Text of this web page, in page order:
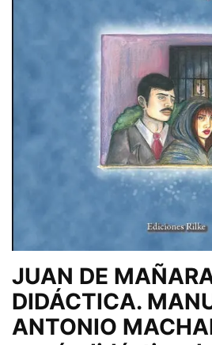
JUAN DE
DIDÁCTICA.
ANTONIO